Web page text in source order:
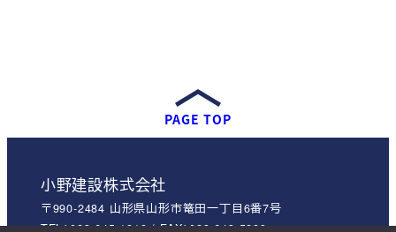
PAGE TOP
小野建設株式会社
〒990-2484 山形県山形市篭田一丁目6番7号
TEL：023-645-1818 / FAX：023-643-5889